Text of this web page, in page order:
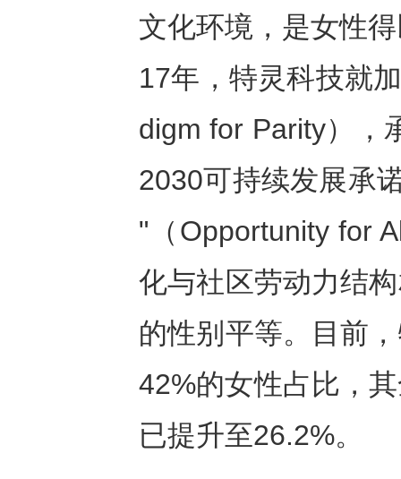
文化环境，是女性
17年，特灵科技就
digm for Parity），
2030可持续发展承
"（Opportunity for
化与社区劳动力结
的性别平等。目前
42%的女性占比，
已提升至26.2%。